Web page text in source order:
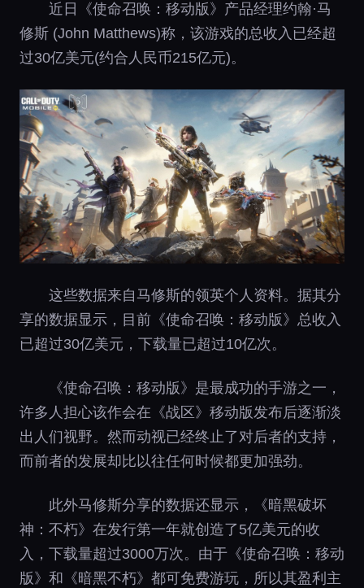
近日《使命召唤：移动版》产品经理约翰·马
修斯 (John Matthews)称，该游戏的总收入已经超
过30亿美元(约合人民币215亿元)。
这些数据来自马修斯的领英个人资料。据其分
享的数据显示，目前《使命召唤：移动版》总收入
已超过30亿美元，下载量已超过10亿次。
《使命召唤：移动版》是最成功的手游之一，
许多人担心该作会在《战区》移动版发布后逐渐淡
出人们视野。然而动视已经终止了对后者的支持，
而前者的发展却比以往任何时候都更加强劲。
此外马修斯分享的数据还显示，《暗黑破坏
神：不朽》在发行第一年就创造了5亿美元的收
入，下载量超过3000万次。由于《使命召唤：移动
版》和《暗黑不朽》都可免费游玩，所以其盈利主